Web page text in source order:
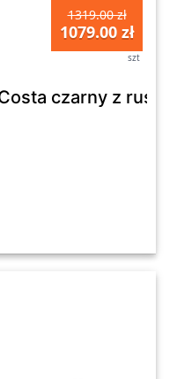
1319.00 zł
1079.00 zł
szt
czarny z